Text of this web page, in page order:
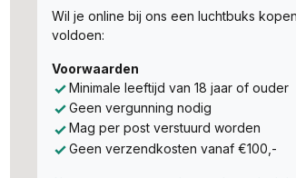
Wil je online bij ons een luchtbuks
voldoen:
Voorwaarden
Minimale leeftijd van 18 jaar of ouder
Geen vergunning nodig
Mag per post verstuurd worden
Geen verzendkosten vanaf €100,-